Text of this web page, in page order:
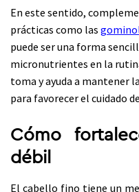
En este sentido,
prácticas como las
puede ser una forma
micronutrientes en la
toma y ayuda a mantener
para favorecer el cuidado
Cómo
débil
El cabello fino tiene un